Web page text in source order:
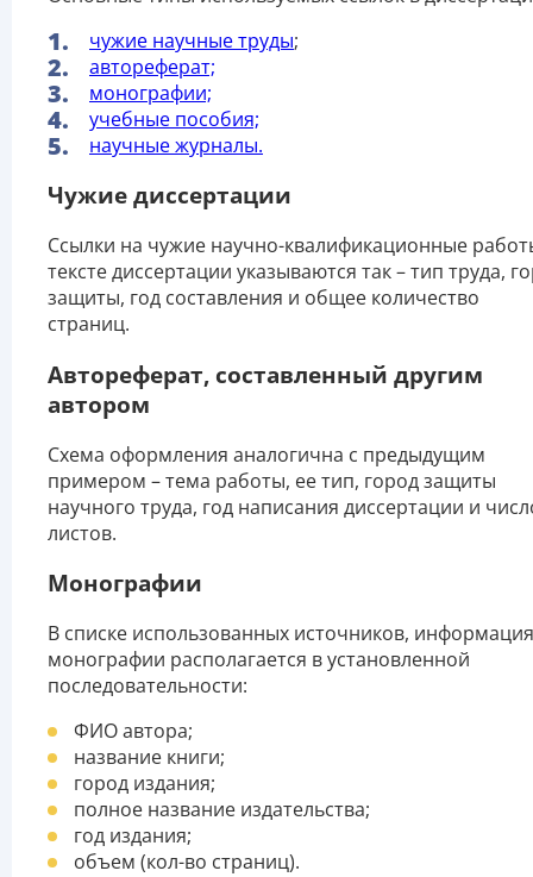
чужие научные труды;
автореферат;
монографии;
учебные пособия;
научные журналы.
Чужие диссертации
Ссылки на чужие научно-квалификационные
тексте диссертации указываются так – тип труда,
защиты, год составления и общее количество
страниц.
Автореферат, составленный другим
автором
Схема оформления аналогична с предыдущим
примером – тема работы, ее тип, город защиты
научного труда, год написания диссертации и
листов.
Монографии
В списке использованных источников,
монографии располагается в установленной
последовательности:
ФИО автора;
название книги;
город издания;
полное название издательства;
год издания;
объем (кол-во страниц).